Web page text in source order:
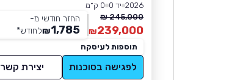
2026 יד 0
0 ק״מ
245,000 ₪
239,000
₪
החזר חודשי מ-
1,785
₪לחודש*
תוספות לעיסקה
לפגישה בסוכנות יצירת קשר